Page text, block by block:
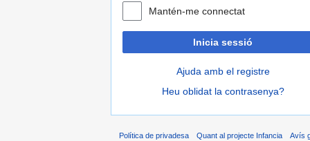
Mantén-me connectat
Inicia sessió
Ajuda amb el registre
Heu oblidat la contrasenya?
Política de privadesa Quant al projecte Infancia Avís